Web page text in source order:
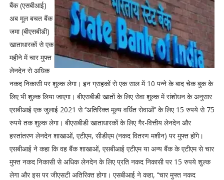
बैंक (एसबीआई)
अब मूल बचत बैंक
जमा (बीएसबीडी)
खाताधारकों से एक
महीने में चार मुफ्त
लेनदेन से अधिक
नकद निकासी पर शुल्क लेगा। इन ग्राहकों से एक साल में 10 पन्ने के बाद चेक बुक के
लिए भी शुल्क लिया जाएगा। बीएसबीडी खातों के लिए सेवा शुल्क में संशोधन के अनुसार
एसबीआई एक जुलाई 2021 से ‘‘अतिरिक्त मूल्य वर्धित सेवाओं’’ के लिए 15 रुपये से 75
रुपये तक शुल्क लेगा। बीएसबीडी खाताधारकों के लिए गैर-वित्तीय लेनदेन और
हस्तांतरण लेनदेन शाखाओं, एटीएम, सीडीएम (नकद वितरण मशीन) पर मुफ्त होंगे।
एसबीआई ने कहा कि वह बैंक शाखाओं, एसबीआई एटीएम या अन्य बैंक के एटीएम से चार
मुफ्त नकद निकासी से अधिक लेनदेन के लिए प्रति नकद निकासी पर 15 रुपये शुल्क
लेगा और इस पर जीएसटी अतिरिक्त होगा। एसबीआई ने कहा, ‘‘चार मुफ्त नकद